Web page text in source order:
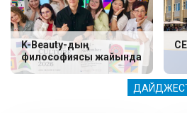
K-Beauty-дың
философиясы жайында